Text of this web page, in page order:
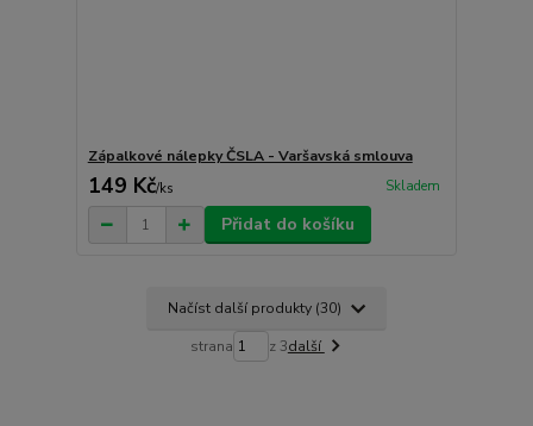
Zápalkové nálepky ČSLA - Varšavská smlouva
149 Kč/ks Skladem
Přidat do košíku
Načíst další produkty (30)
strana z 3další